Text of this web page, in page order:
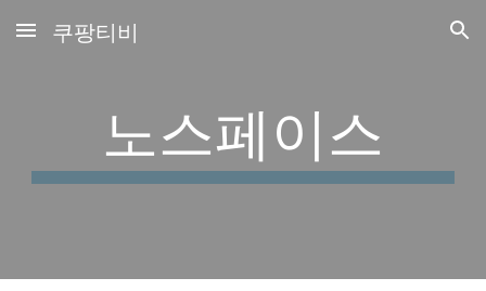
Skip to main content Skip to navigation
쿠팡티비
노스페이스